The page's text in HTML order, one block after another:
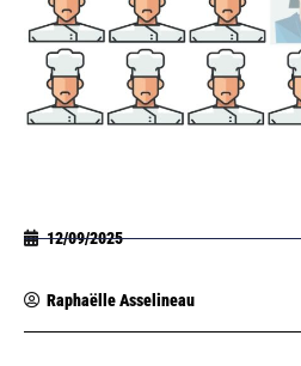
12/09/2025
Raphaëlle Asselineau